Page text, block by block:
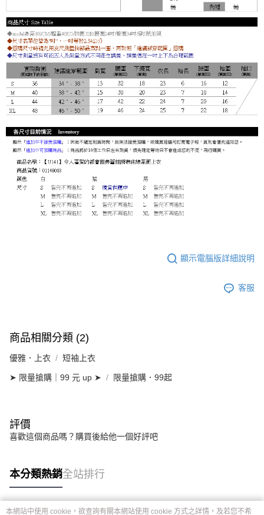
顯示電腦版詳細說明
客服
商品相關分類 (2)
優雅．上衣 短袖上衣
➤ 限量搶購｜99 元 up ➤ 限量搶購．99起
評價
喜歡這個商品嗎？購買後給他一個好評吧
本分類熱銷全站排行
本網站中使用 cookie，欲查詢有關本網站使用 cookie 方式之詳情，及若您不希